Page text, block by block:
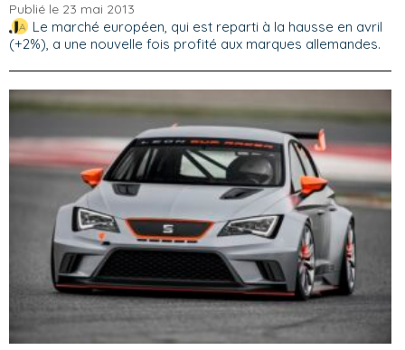
Publié le 23 mai 2013
Le marché européen, qui est reparti à la hausse en avril
(+2%), a une nouvelle fois profité aux marques allemandes.